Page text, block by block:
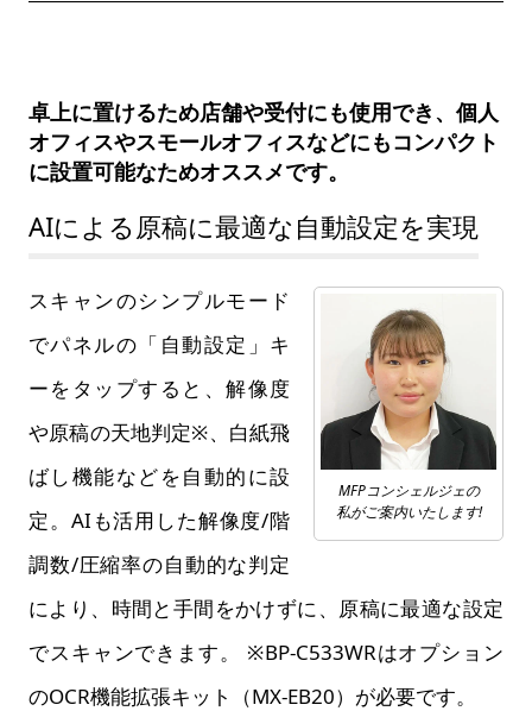
卓上に置けるため店舗や受付にも使用でき、個人
オフィスやスモールオフィスなどにもコンパクト
に設置可能なためオススメです。
AIによる原稿に最適な自動設定を実現
MFPコンシェルジェの
私がご案内いたします!
スキャンのシンプルモード
でパネルの「自動設定」キ
ーをタップすると、解像度
や原稿の天地判定※、白紙飛
ばし機能などを自動的に設
定。AIも活用した解像度/階
調数/圧縮率の自動的な判定
により、時間と手間をかけずに、原稿に最適な設定
でスキャンできます。 ※BP-C533WRはオプション
のOCR機能拡張キット（MX-EB20）が必要です。